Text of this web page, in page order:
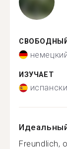
СВОБОДНЫЙ
ИЗУЧАЕТ
Freundlich,